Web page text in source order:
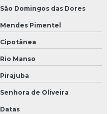
São Domingos das Dores
Mendes Pimentel
Cipotânea
Rio Manso
Pirajuba
Senhora de Oliveira
Datas